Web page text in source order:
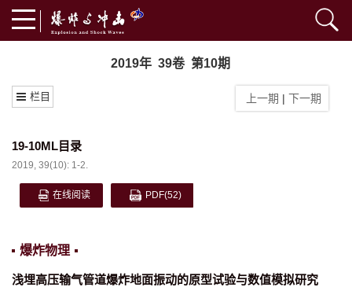
2019年 39卷 第10期
栏目 上一期 | 下一期
19-10ML目录
2019, 39(10): 1-2.
在线阅读 PDF(52)
爆炸物理
浅埋高压输气管道爆炸地面振动的原型试验与数值模拟研究